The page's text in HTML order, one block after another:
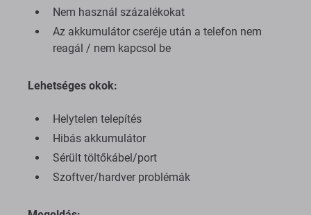
Nem használ százalékokat
Az akkumulátor cseréje után a telefon nem
reagál / nem kapcsol be
Lehetséges okok:
Helytelen telepítés
Hibás akkumulátor
Sérült töltőkábel/port
Szoftver/hardver problémák